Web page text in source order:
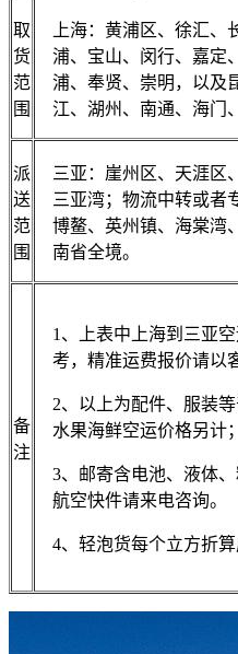
取
货
范
围
上海：黄浦区、徐汇
浦、宝山、闵行、嘉定
浦、奉贤、崇明，以及
江、湖州、南通、海门
派
送
范
围
三亚：崖州区、天涯区
三亚湾；物流中转或者
博鳌、英州镇、海棠湾
南省全境。
备
注
1、上表中上海到三亚
考，精准运费报价请以
2、以上为配件、服装
水果海鲜空运价格另计；
3、邮寄含电池、液体
航空快件请来电咨询。
4、轻泡货每个立方折算